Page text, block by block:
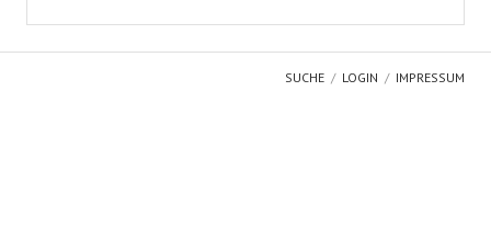
SUCHE LOGIN IMPRESSUM